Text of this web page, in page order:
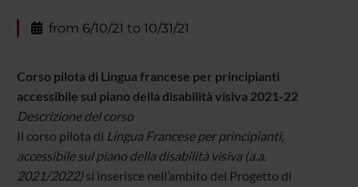
from 6/10/21 to 10/31/21
Corso pilota di Lingua francese per principianti
accessibile sul piano della disabilità visiva 2021-22
Descrizione del corso
Il corso pilota di Lingua Francese per principianti,
accessibile sul piano della disabilità visiva (a.a.
2021/2022) si inserisce nell’ambito del Progetto di